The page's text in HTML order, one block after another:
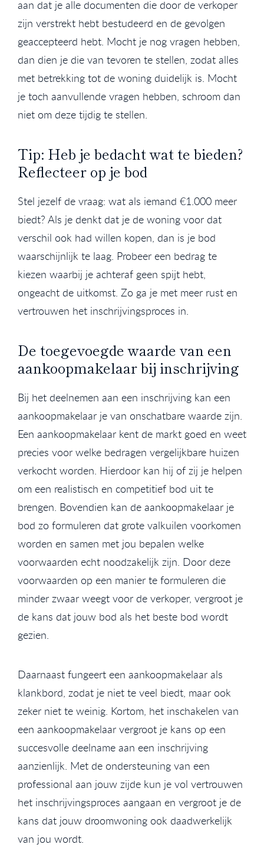
aan dat je alle documenten die door de verkoper
zijn verstrekt hebt bestudeerd en de gevolgen
geaccepteerd hebt. Mocht je nog vragen hebben,
dan dien je die van tevoren te stellen, zodat alles
met betrekking tot de woning duidelijk is. Mocht
je toch aanvullende vragen hebben, schroom dan
niet om deze tijdig te stellen.
Tip: Heb je bedacht wat te bieden?
Reflecteer op je bod
Stel jezelf de vraag: wat als iemand €1.000 meer
biedt? Als je denkt dat je de woning voor dat
verschil ook had willen kopen, dan is je bod
waarschijnlijk te laag. Probeer een bedrag te
kiezen waarbij je achteraf geen spijt hebt,
ongeacht de uitkomst. Zo ga je met meer rust en
vertrouwen het inschrijvingsproces in.
De toegevoegde waarde van een
aankoopmakelaar bij inschrijving
Bij het deelnemen aan een inschrijving kan een
aankoopmakelaar je van onschatbare waarde zijn.
Een aankoopmakelaar kent de markt goed en weet
precies voor welke bedragen vergelijkbare huizen
verkocht worden. Hierdoor kan hij of zij je helpen
om een realistisch en competitief bod uit te
brengen. Bovendien kan de aankoopmakelaar je
bod zo formuleren dat grote valkuilen voorkomen
worden en samen met jou bepalen welke
voorwaarden echt noodzakelijk zijn. Door deze
voorwaarden op een manier te formuleren die
minder zwaar weegt voor de verkoper, vergroot je
de kans dat jouw bod als het beste bod wordt
gezien.
Daarnaast fungeert een aankoopmakelaar als
klankbord, zodat je niet te veel biedt, maar ook
zeker niet te weinig. Kortom, het inschakelen van
een aankoopmakelaar vergroot je kans op een
succesvolle deelname aan een inschrijving
aanzienlijk. Met de ondersteuning van een
professional aan jouw zijde kun je vol vertrouwen
het inschrijvingsproces aangaan en vergroot je de
kans dat jouw droomwoning ook daadwerkelijk
van jou wordt.